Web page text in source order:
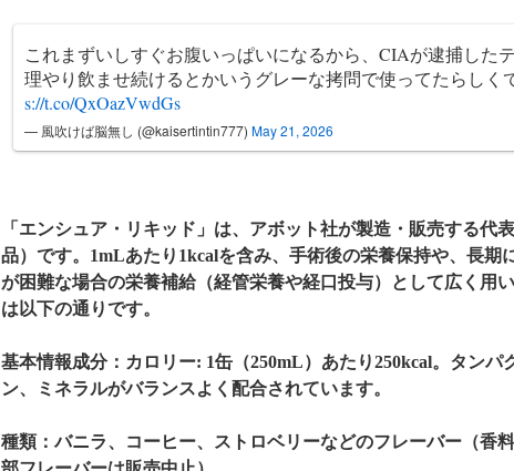
これまずいしすぐお腹いっぱいになるから、CIAが逮捕した
理やり飲ませ続けるとかいうグレーな拷問で使ってたらしく
s://t.co/QxOazVwdGs
— 風吹けば脳無し (@kaisertintin777) May 21, 2026
「エンシュア・リキッド」は、アボット社が製造・販売する代
品）です。1mLあたり1kcalを含み、手術後の栄養保持や、長期
が困難な場合の栄養補給（経管栄養や経口投与）として広く用
は以下の通りです。
基本情報成分：カロリー: 1缶（250mL）あたり250kcal。タンパ
ン、ミネラルがバランスよく配合されています。
種類：バニラ、コーヒー、ストロベリーなどのフレーバー（香